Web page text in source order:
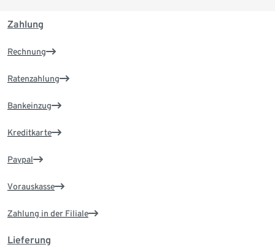
Zahlung
Rechnung
Ratenzahlung
Bankeinzug
Kreditkarte
Paypal
Vorauskasse
Zahlung in der Filiale
Lieferung